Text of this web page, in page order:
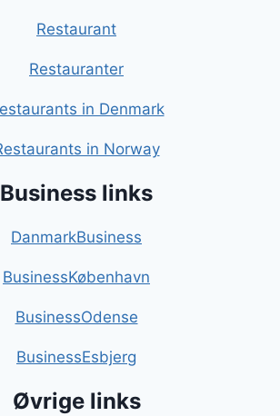
Restaurant
Restauranter
in Denmark
in Norway
Business links
DanmarkBusiness
BusinessKøbenhavn
BusinessOdense
BusinessEsbjerg
Øvrige links